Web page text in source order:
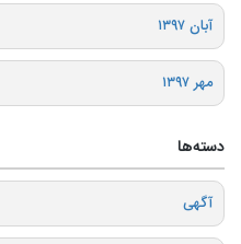
آبان ۱۳۹۷
مهر ۱۳۹۷
دسته‌ها
آگهی